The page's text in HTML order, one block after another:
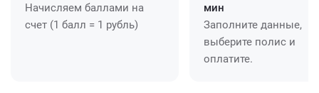
Начисляем баллами на
счет (1 балл = 1 рубль)
мин
Заполните данные,
выберите полис и
оплатите.